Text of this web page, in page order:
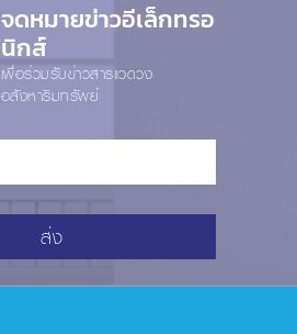
จดหมายข่าวอีเล็กทรอ
นิกส์
เพื่อร่วมรับข่าวสารแวดวง
อสังหาริมทรัพย์
ส่ง